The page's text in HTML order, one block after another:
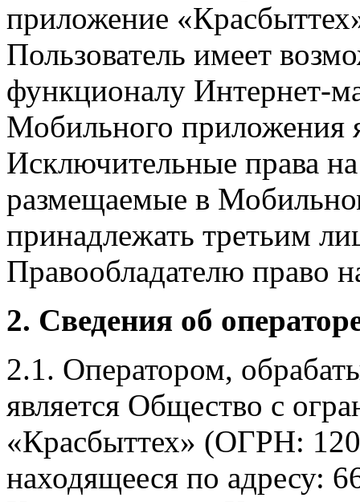
приложение
Пользователь имеет
функционалу Интернет-
Мобильного приложения
Исключительные права
размещаемые в
принадлежать третьим
Правообладателю право
2. Сведения об
2.1. Оператором,
является Общество с
«Красбыттех» (ОГРН:
находящееся по адресу: